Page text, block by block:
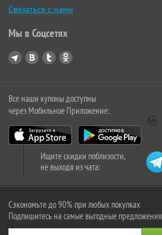
Связаться с нами
Мы в Соцсетях
Все наши купоны доступны
через Мобильное Приложение:
Ищите скидки поблизости,
не выходя из чата:
Сэкономьте до 90% при любых покупках
Подпишитесь на самые выгодные предложения